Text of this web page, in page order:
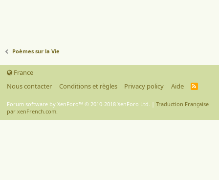
Poèmes sur la Vie
France
Nous contacter
Conditions et règles Privacy policy Aide
R
S
Forum software by XenForo™ © 2010-2018 XenForo Ltd. | Traduction Française
par xenFrench.com.